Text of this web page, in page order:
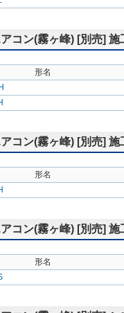
コン(霧ヶ峰) [別売]
形名
コン(霧ヶ峰) [別売] 施
形名
コン(霧ヶ峰) [別売]
形名